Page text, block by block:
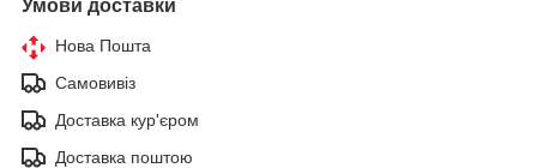
Умови доставки
Нова Пошта
Самовивіз
Доставка кур'єром
Доставка поштою